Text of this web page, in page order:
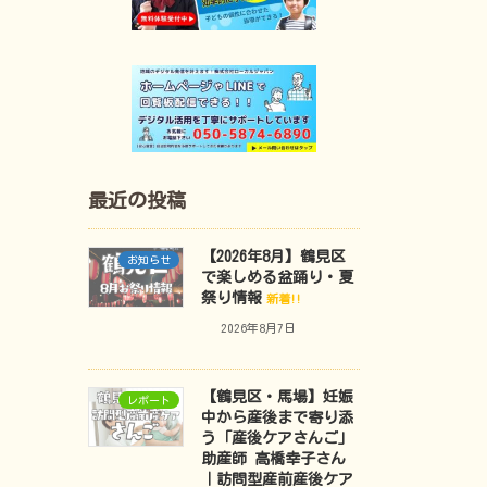
最近の投稿
お知らせ
【2026年8月】鶴見区
で楽しめる盆踊り・夏
祭り情報 新着!!
2026年8月7日
レポート
【鶴見区・馬場】妊娠
中から産後まで寄り添
う「産後ケアさんご」
助産師 高橋幸子さん
｜訪問型産前産後ケア